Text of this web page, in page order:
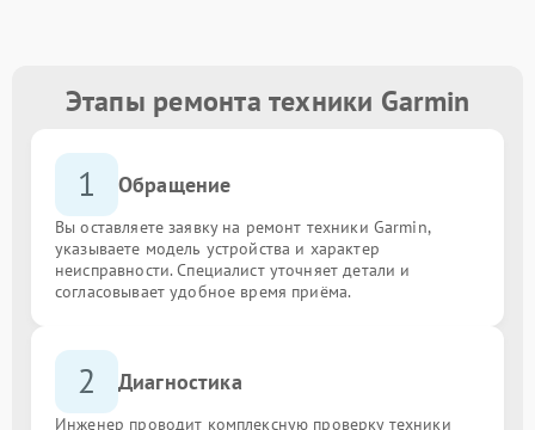
Этапы ремонта техники Garmin
1 Обращение
Вы оставляете заявку на ремонт техники Garmin,
указываете модель устройства и характер
неисправности. Специалист уточняет детали и
согласовывает удобное время приёма.
2 Диагностика
Инженер проводит комплексную проверку техники